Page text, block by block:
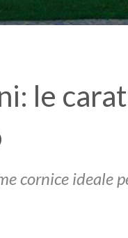
le
cornice ideale